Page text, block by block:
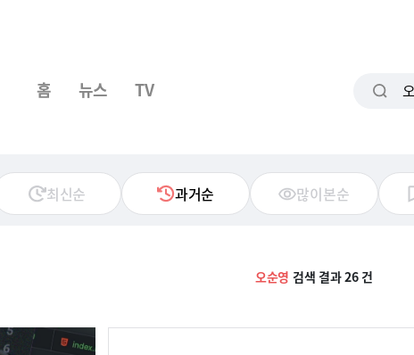
홈 뉴스 TV
최신순 과거순 많이본순
오순영 검색 결과 26 건